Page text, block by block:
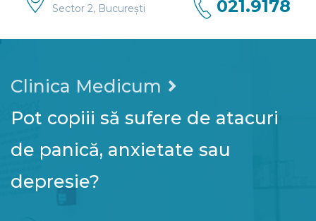
Sector 2, București
021.9178
Clinica Medicum
Pot copiii să sufere de atacuri
de panică, anxietate sau
depresie?